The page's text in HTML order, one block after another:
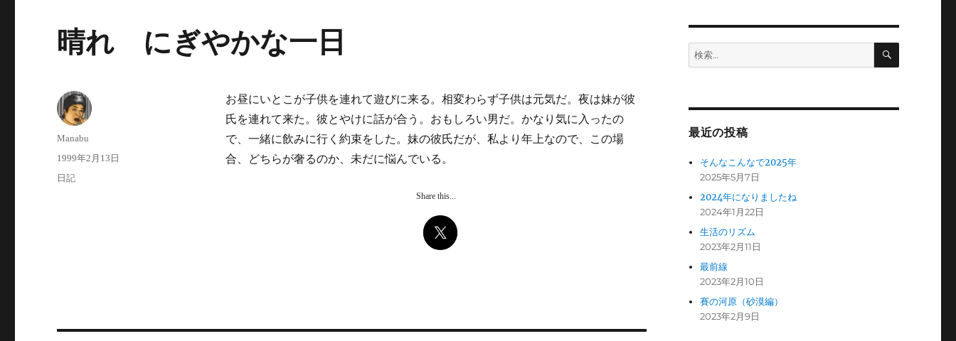
晴れ にぎやかな一日
お昼にいとこが子供を連れて遊びに来る。相変わらず子供は元気だ。夜は妹が彼
氏を連れて来た。彼とやけに話が合う。おもしろい男だ。かなり気に入ったの
で、一緒に飲みに行く約束をした。妹の彼氏だが、私より年上なので、この場
合、どちらが奢るのか、未だに悩んでいる。
Share this...
投
稿
Manabu
投
稿
1999年2月13日
カ
日記
検
索:
検
最近の投稿
そんなこんなで2025年
2025年5月7日
2024年になりましたね
2024年1月22日
生活のリズム
2023年2月11日
最前線
2023年2月10日
賽の河原（砂漠編）
2023年2月9日